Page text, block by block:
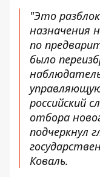
"Это
назначения
по
было
российский
отбора
подчеркнул
Коваль.